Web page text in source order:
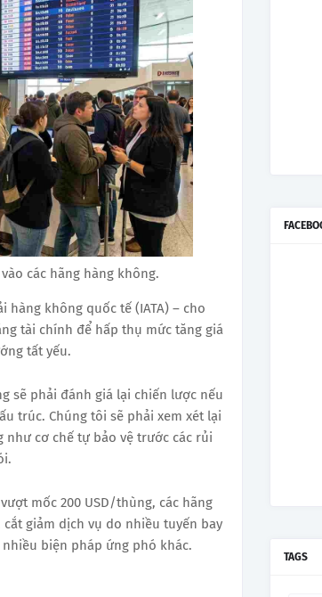
các hãng hàng không.
hàng không quốc tế (IATA) – cho
tài chính để hấp thụ mức tăng giá
tất yếu.
sẽ phải đánh giá lại chiến lược nếu
trúc. Chúng tôi sẽ phải xem xét lại
như cơ chế tự bảo vệ trước các rủi
mốc 200 USD/thùng, các hãng
giảm dịch vụ do nhiều tuyến bay
biện pháp ứng phó khác.
TAGS